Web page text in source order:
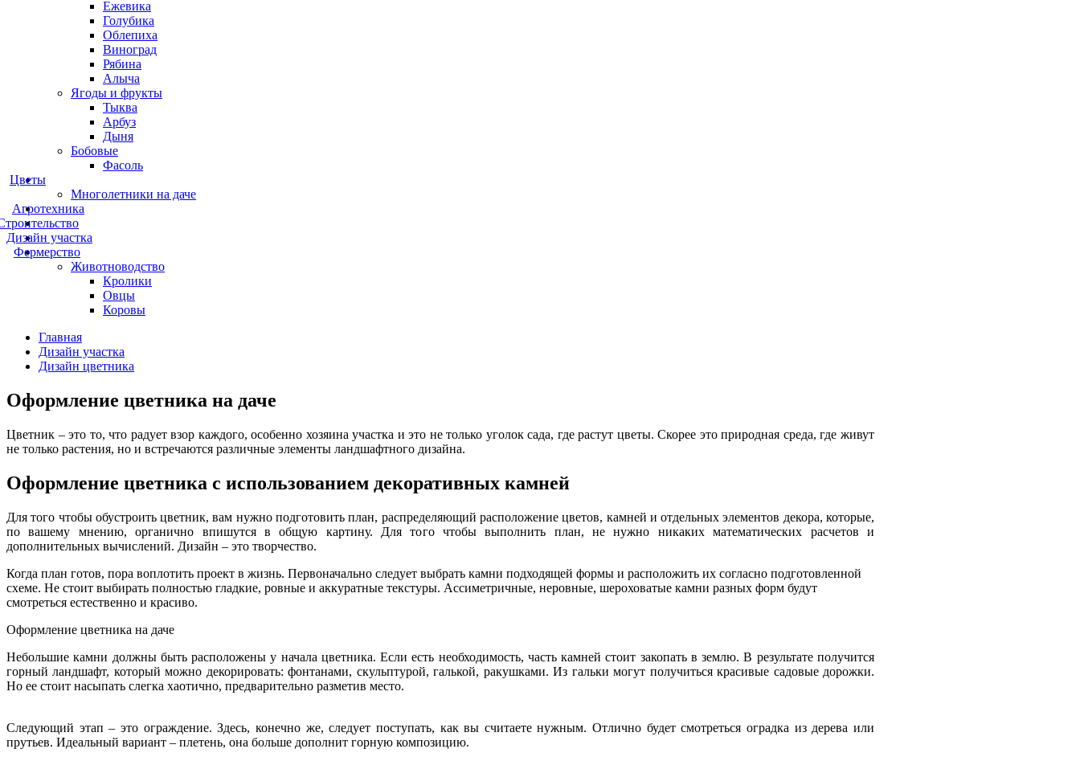
Ежевика
Голубика
Облепиха
Виноград
Рябина
Алыча
Ягоды и фрукты
Тыква
Арбуз
Дыня
Бобовые
Фасоль
Цветы
Многолетники на даче
Агротехника
Дизайн участка
Фермерство
Животноводство
Кролики
Овцы
Коровы
Главная
Дизайн участка
Дизайн цветника
Оформление цветника на даче
Цветник – это то, что радует взор каждого, особенно хозяина участка и это не только уголок сада, где растут цветы. Скорее это природная среда, где живут
не только растения, но и встречаются различные элементы ландшафтного дизайна.
Оформление цветника с использованием декоративных камней
Для того чтобы обустроить цветник, вам нужно подготовить план, распределяющий расположение цветов, камней и отдельных элементов декора, которые,
по вашему мнению, органично впишутся в общую картину. Для того чтобы выполнить план, не нужно никаких математических расчетов и
дополнительных вычислений. Дизайн – это творчество.
Когда план готов, пора воплотить проект в жизнь. Первоначально следует выбрать камни подходящей формы и расположить их согласно подготовленной
схеме. Не стоит выбирать полностью гладкие, ровные и аккуратные текстуры. Ассиметричные, неровные, шероховатые камни разных форм будут
смотреться естественно и красиво.
Оформление цветника на даче
Небольшие камни должны быть расположены у начала цветника. Если есть необходимость, часть камней стоит закопать в землю. В результате получится
горный ландшафт, который можно декорировать: фонтанами, скульптурой, галькой, ракушками. Из гальки могут получиться красивые садовые дорожки.
Но ее стоит насыпать слегка хаотично, предварительно разметив место.
Следующий этап – это ограждение. Здесь, конечно же, следует поступать, как вы считаете нужным. Отлично будет смотреться оградка из дерева или
прутьев. Идеальный вариант – плетень, она больше дополнит горную композицию.